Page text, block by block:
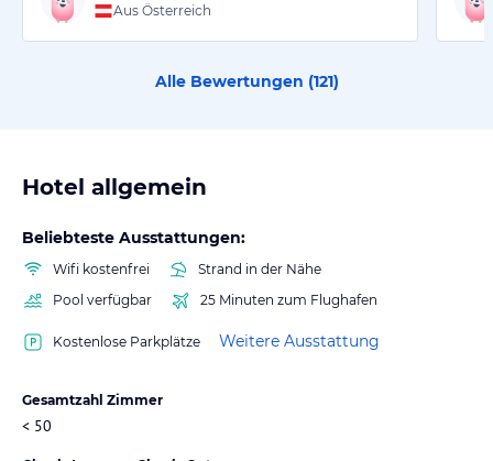
Aus Österreich
Alle Bewertungen (121)
Hotel allgemein
Beliebteste Ausstattungen:
Wifi kostenfrei
Strand in der Nähe
Pool verfügbar
25 Minuten zum Flughafen
Kostenlose Parkplätze Weitere Ausstattung
Gesamtzahl Zimmer
< 50